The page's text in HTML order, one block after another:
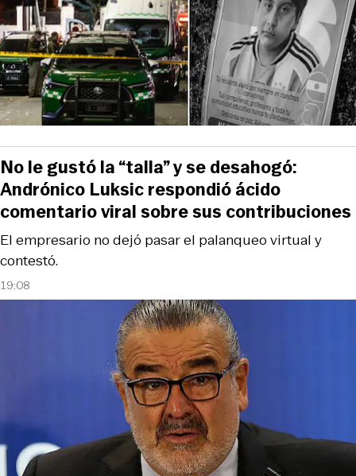
19:08
El empresario no dejó pasar el palanqueo virtual y
contestó.
No le gustó la “talla” y se desahogó:
Andrónico Luksic respondió ácido
comentario viral sobre sus contribuciones